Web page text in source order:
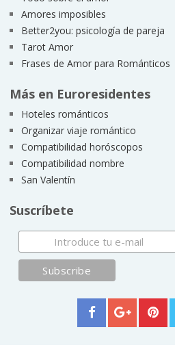
Amores imposibles
Better2you: psicología de pareja
Tarot Amor
Frases de Amor para Románticos
Más en Euroresidentes
Hoteles románticos
Organizar viaje romántico
Compatibilidad horóscopos
Compatibilidad nombre
San Valentín
Suscríbete